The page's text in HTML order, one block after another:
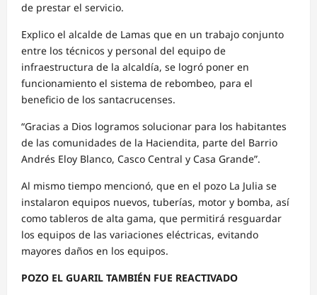
de prestar el servicio.
Explico el alcalde de Lamas que en un trabajo conjunto
entre los técnicos y personal del equipo de
infraestructura de la alcaldía, se logró poner en
funcionamiento el sistema de rebombeo, para el
beneficio de los santacrucenses.
“Gracias a Dios logramos solucionar para los habitantes
de las comunidades de la Haciendita, parte del Barrio
Andrés Eloy Blanco, Casco Central y Casa Grande”.
Al mismo tiempo mencionó, que en el pozo La Julia se
instalaron equipos nuevos, tuberías, motor y bomba, así
como tableros de alta gama, que permitirá resguardar
los equipos de las variaciones eléctricas, evitando
mayores daños en los equipos.
POZO EL GUARIL TAMBIÉN FUE REACTIVADO